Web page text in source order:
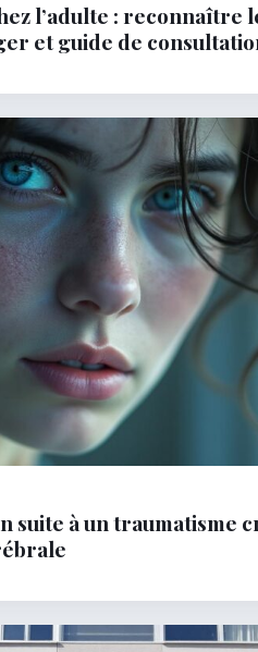
l’adulte : reconnaître
et guide de
suite à un traumatisme